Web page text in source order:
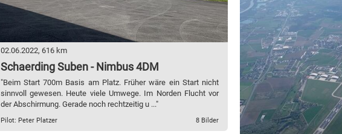
02.06.2022, 616 km
Schaerding Suben - Nimbus 4DM
"Beim Start 700m Basis am Platz. Früher wäre ein Start nicht
sinnvoll gewesen. Heute viele Umwege. Im Norden Flucht vor
der Abschirmung. Gerade noch rechtzeitig u ..."
Pilot: Peter Platzer 8 Bilder